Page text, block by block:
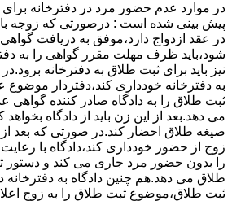
در موارد عدم حضور مرد در دفترخانه
پیش بینی شده است : درصورتی که زوجه
در عقد ازدواج دارد،موفق به دریافت
شود،باید ظرف مهلت مقرر گواهی را به
نیز باید برای ثبت طلاق به دفترخانه
به دفترخانه خودداری کند،دفتردار
ثبت طلاق را به دادگاه صادر کننده
می دهد.بعد از این زن باید از دادگاه
صیغه طلاق احضار کند.در صورتی که بعد از
زوج از حضور خودداری کند،دادگاه با
را بدون حضور مرد جاری می کند و دستور
طلاق می دهد.هم چنین دادگاه به دفترخانه
ثبت طلاق،موضوع ثبت طلاق را به زوج